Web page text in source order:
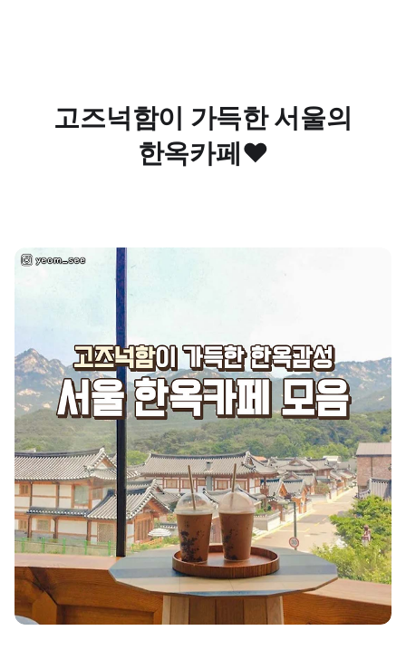
고즈넉함이 가득한 서울의
한옥카페❤